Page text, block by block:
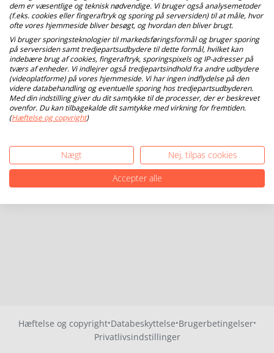
Hæftelse og copyright·Databeskyttelse·Brugerbetingelser·
Privatlivsindstillinger
dem er væsentlige og teknisk nødvendige. Vi bruger også analysemetoder
(f.eks. cookies eller fingeraftryk og sporing på serversiden) til at måle, hvor
ofte vores hjemmeside bliver besøgt, og hvordan den bliver brugt.
Vi bruger sporingsteknologier til markedsføringsformål og bruger sporing
på serversiden samt tredjepartsudbydere til dette formål, hvilket kan
indebære brug af cookies, fingeraftryk, sporingspixels og IP-adresser på
tværs af enheder. Vi indlejrer også tredjepartsindhold fra andre udbydere
(videoplatforme) på vores hjemmeside. Vi har ingen indflydelse på den
videre databehandling og eventuelle sporing hos tredjepartsudbyderen.
Med din indstilling giver du dit samtykke til de processer, der er beskrevet
ovenfor. Du kan tilbagekalde dit samtykke med virkning for fremtiden.
(Hæftelse og copyright)
Nægt
Nej, tilpas cookies
Accepter alle